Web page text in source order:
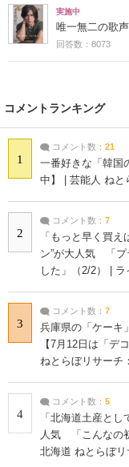
実施中
唯一無二の歌
回答数：8073
コメントランキング
1
コメント数： 21
一番好きな「韓国
中】 | 芸能人 ねと
2
コメント数： 7
「もっと早く買
ン”が大人気 「プ
した」（2/2） |
3
コメント数： 7
兵庫県の「ケーキ
【7月12日は「デ
ねとらぼリサーチ
4
コメント数： 5
「北海道土産と
人気 「こんなの
北海道 ねとらぼリ